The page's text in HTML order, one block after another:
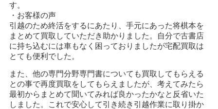
す。
・お客様の声
引越のため終活をするにあたり、手元にあった将棋本を
まとめて買取していただき助かりました。自分で古書店
に持ち込むには車もなく困っておりましたが宅配買取は
とても便利でした。
また、他の専門分野専門書についても買取してもらえる
との事で再度買取をしてもらえましたが、考えてみたら
最初からまとめて聞いてみれば良かったかなと反省いた
しました。これで安心して引き続き引越作業に取り掛か